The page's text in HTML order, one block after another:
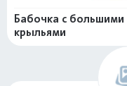
Бабочка с большими
крыльями